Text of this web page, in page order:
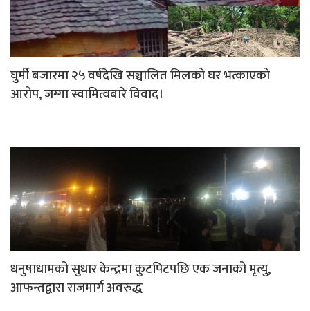
घुर्मी बजारमा २५ वर्षदेखि सञ्चालित मिलको घर भत्काएको
आरोप, जग्गा स्वामित्वबारे विवाद।
धनुषाधामको सुधार केन्द्रमा कुटपिटपछि एक जनाको मृत्यु,
आफन्तद्वारा राजमार्ग अवरुद्ध